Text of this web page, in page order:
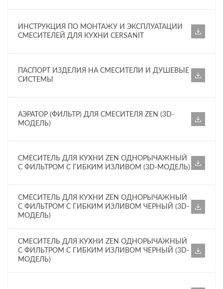
ИНСТРУКЦИЯ ПО МОНТАЖУ И ЭКСПЛУАТАЦИИ
СМЕСИТЕЛЕЙ ДЛЯ КУХНИ CERSANIT
ПАСПОРТ ИЗДЕЛИЯ НА СМЕСИТЕЛИ И ДУШЕВЫЕ
СИСТЕМЫ
АЭРАТОР (ФИЛЬТР) ДЛЯ СМЕСИТЕЛЯ ZEN (3D-
МОДЕЛЬ)
СМЕСИТЕЛЬ ДЛЯ КУХНИ ZEN ОДНОРЫЧАЖНЫЙ
С ФИЛЬТРОМ С ГИБКИМ ИЗЛИВОМ (3D-МОДЕЛЬ)
СМЕСИТЕЛЬ ДЛЯ КУХНИ ZEN ОДНОРЫЧАЖНЫЙ
С ФИЛЬТРОМ С ГИБКИМ ИЗЛИВОМ ЧЕРНЫЙ (3D-
МОДЕЛЬ)
СМЕСИТЕЛЬ ДЛЯ КУХНИ ZEN ОДНОРЫЧАЖНЫЙ
С ФИЛЬТРОМ С ГИБКИМ ИЗЛИВОМ ЧЕРНЫЙ (3D-
МОДЕЛЬ)